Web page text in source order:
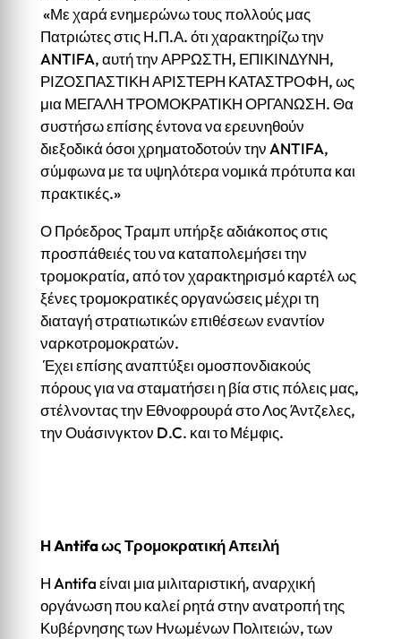
«Με χαρά ενημερώνω τους πολλούς μας
Πατριώτες στις Η.Π.Α. ότι χαρακτηρίζω την
ANTIFA, αυτή την ΑΡΡΩΣΤΗ, ΕΠΙΚΙΝΔΥΝΗ,
ΡΙΖΟΣΠΑΣΤΙΚΗ ΑΡΙΣΤΕΡΗ ΚΑΤΑΣΤΡΟΦΗ, ως
μια ΜΕΓΑΛΗ ΤΡΟΜΟΚΡΑΤΙΚΗ ΟΡΓΑΝΩΣΗ. Θα
συστήσω επίσης έντονα να ερευνηθούν
διεξοδικά όσοι χρηματοδοτούν την ANTIFA,
σύμφωνα με τα υψηλότερα νομικά πρότυπα και
πρακτικές.»
Ο Πρόεδρος Τραμπ υπήρξε αδιάκοπος στις
προσπάθειές του να καταπολεμήσει την
τρομοκρατία, από τον χαρακτηρισμό καρτέλ ως
ξένες τρομοκρατικές οργανώσεις μέχρι τη
διαταγή στρατιωτικών επιθέσεων εναντίον
ναρκοτρομοκρατών.
Έχει επίσης αναπτύξει ομοσπονδιακούς
πόρους για να σταματήσει η βία στις πόλεις μας,
στέλνοντας την Εθνοφρουρά στο Λος Άντζελες,
την Ουάσινγκτον D.C. και το Μέμφις.
Η Antifa ως Τρομοκρατική Απειλή
Η Antifa είναι μια μιλιταριστική, αναρχική
οργάνωση που καλεί ρητά στην ανατροπή της
Κυβέρνησης των Ηνωμένων Πολιτειών, των